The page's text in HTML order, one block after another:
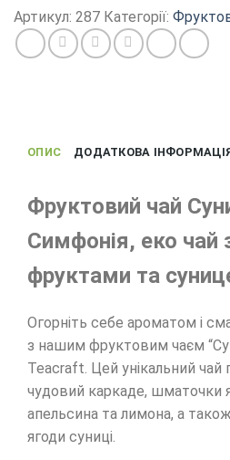
каркаде
з
фруктами
Артикул: 287 Категорії:
ОПИС ДОДАТКОВА
Фруктовий чай
Симфонія, еко чай
фруктами та
Огорніть себе ароматом і
з нашим фруктовим чаєм
Teacraft. Цей унікальний чай
чудовий каркаде, шматочки
апельсина та лимона, а
ягоди суниці.